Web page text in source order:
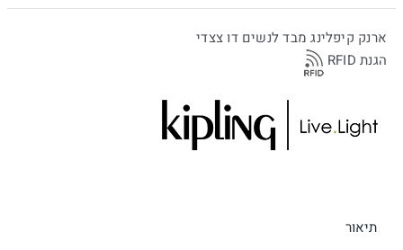
ארנק קיפלינג מבד לנשים דו צצדי
הגנת RFID
תיאור